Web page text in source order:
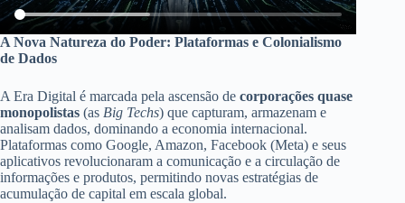
A Nova Natureza do Poder: Plataformas e Colonialismo
de Dados
A Era Digital é marcada pela ascensão de corporações quase
monopolistas (as Big Techs) que capturam, armazenam e
analisam dados, dominando a economia internacional.
Plataformas como Google, Amazon, Facebook (Meta) e seus
aplicativos revolucionaram a comunicação e a circulação de
informações e produtos, permitindo novas estratégias de
acumulação de capital em escala global.